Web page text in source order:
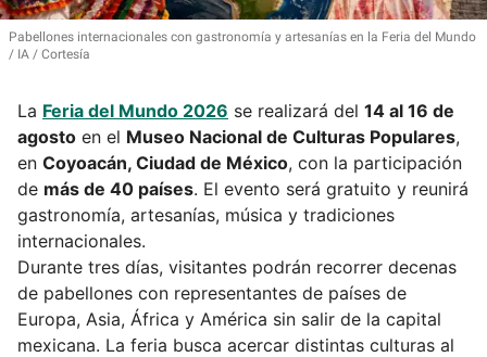
Pabellones internacionales con gastronomía y artesanías en la Feria del Mundo
IA / Cortesía
La Feria del Mundo 2026 se realizará del 14 al 16 de
agosto en el Museo Nacional de Culturas Populares,
en Coyoacán, Ciudad de México, con la participación
de más de 40 países. El evento será gratuito y reunirá
gastronomía, artesanías, música y tradiciones
internacionales.
Durante tres días, visitantes podrán recorrer decenas
de pabellones con representantes de países de
Europa, Asia, África y América sin salir de la capital
mexicana. La feria busca acercar distintas culturas al